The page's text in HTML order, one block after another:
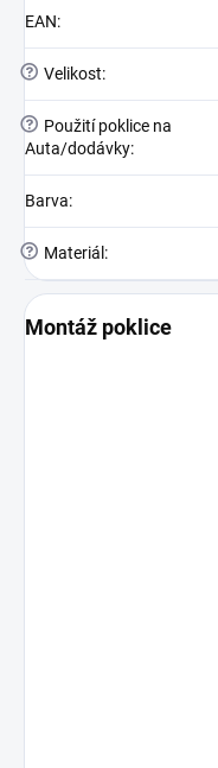
EAN:
? Velikost:
?
Použití poklice na
Auta/dodávky:
Barva:
? Materiál :
Montáž poklice